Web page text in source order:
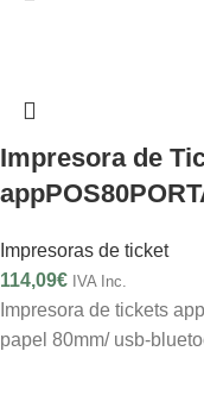
Impresora de
Impresoras de ticket
114,09€ IVA Inc.
Impresora de tickets
papel 80mm/ usb-